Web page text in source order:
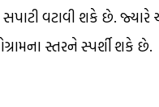
સપાટી વટાવી શકે છે. જ્યારે
સ્તરને સ્પર્શી શકે છે.